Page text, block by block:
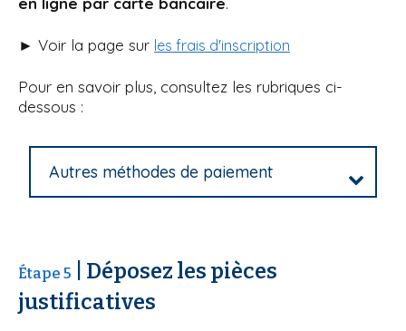
► Voir la page sur les frais d'inscription
Pour en savoir plus, consultez les rubriques ci-
dessous :
Autres méthodes de paiement
Étape 5
| Déposez les pièces
justificatives